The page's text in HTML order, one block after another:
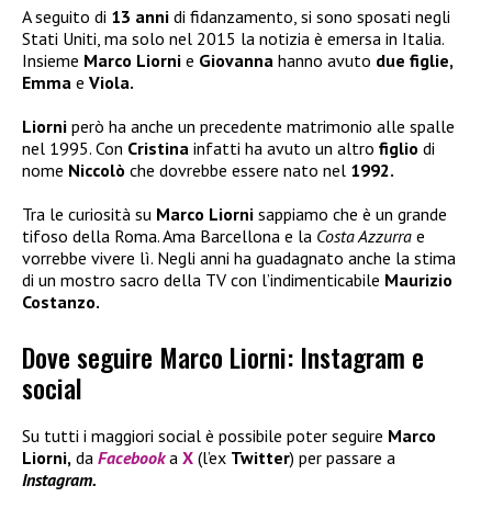
A seguito di 13 anni di fidanzamento, si sono sposati negli
Stati Uniti, ma solo nel 2015 la notizia è emersa in Italia.
Insieme Marco Liorni e Giovanna hanno avuto due figlie,
Emma e Viola.
Liorni però ha anche un precedente matrimonio alle spalle
nel 1995. Con Cristina infatti ha avuto un altro figlio di
nome Niccolò che dovrebbe essere nato nel 1992.
Tra le curiosità su Marco Liorni sappiamo che è un grande
tifoso della Roma. Ama Barcellona e la Costa Azzurra e
vorrebbe vivere lì. Negli anni ha guadagnato anche la stima
di un mostro sacro della TV con l’indimenticabile Maurizio
Costanzo.
Dove seguire Marco Liorni: Instagram e
social
Su tutti i maggiori social è possibile poter seguire Marco
Liorni, da Facebook a X (l’ex Twitter) per passare a
Instagram.